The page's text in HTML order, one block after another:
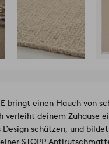
bringt einen Hauch von
verleiht deinem Zuhause
schätzen, und
STOPP